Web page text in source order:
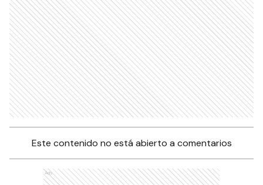
Este contenido no está abierto a comentarios
Ads